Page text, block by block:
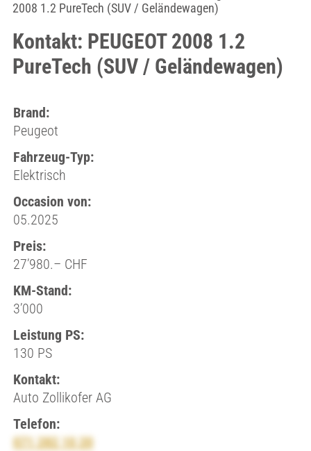
2008 1.2 PureTech (SUV / Geländewagen)
Kontakt: PEUGEOT 2008 1.2
PureTech (SUV / Geländewagen)
Brand:
Peugeot
Fahrzeug-Typ:
Elektrisch
Occasion von:
05.2025
Preis:
27’980.– CHF
KM-Stand:
3’000
Leistung PS:
130 PS
Kontakt:
Auto Zollikofer AG
Telefon:
071 282 10 20